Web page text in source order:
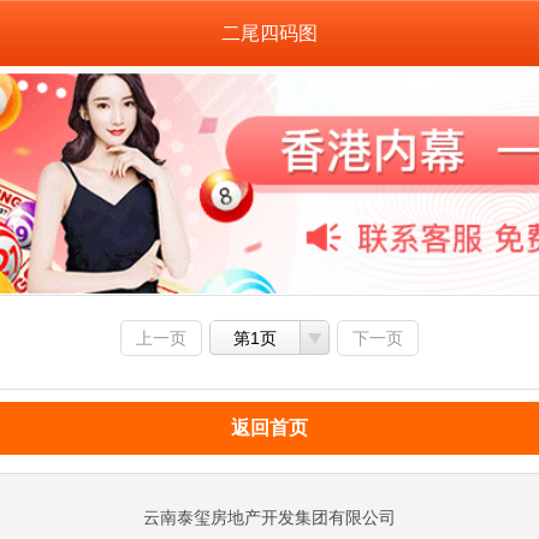
二尾四码图
上一页 第1页 下一页
返回首页
云南泰玺房地产开发集团有限公司